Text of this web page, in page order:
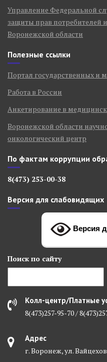
Управление Федеральной
защиты прав потребителей
Воронежской области
Полезные ссылки
Портал государственных и
Работа в России
Анкетирование в
Воронежской области
онкологический центр
По фактам коррупции
8(473) 253-00-38
Версия для слабовидящих
Версия
Поиск по сайту
Колл-центр/Платные
8(473)257-95-70 /
Адрес
г. Воронеж, ул.